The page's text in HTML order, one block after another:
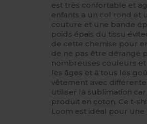
est très confortable et
enfants a un col rond et
couture et une bande
poids épais du tissu
de cette chemise pour
de ne pas être dérangé
nombreuses couleurs
les âges et à tous les
vêtement avec
utiliser la sublimation
produit en coton. Ce t-
Loom est idéal pour